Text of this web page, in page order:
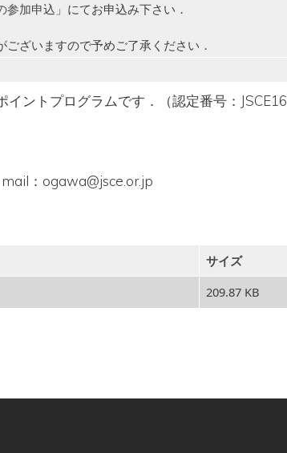
参加申込 」にてお申込み下さい．
ざいますので予めご了承ください．
ントプログラムです．（認定番号：
mail：ogawa@jsce.or.jp
サイズ
209.87 KB